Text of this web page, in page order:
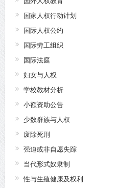
国家人权行动计划
国际人权公约
国际劳工组织
国际法庭
妇女与人权
学校教材分析
小额资助公告
少数群族与人权
废除死刑
强迫或非自愿失踪
当代形式奴隶制
性与生殖健康及权利